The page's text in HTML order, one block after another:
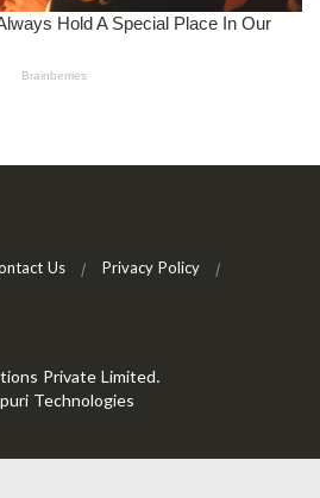
Us
Privacy Policy
Private Limited.
Technologies